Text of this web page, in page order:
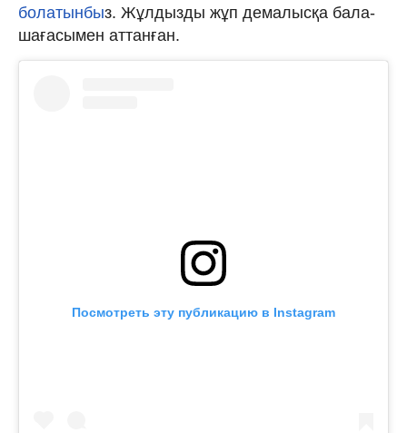
болатынбыз. Жұлдызды жұп демалысқа бала-
шағасымен аттанған.
Посмотреть эту публикацию в Instagram